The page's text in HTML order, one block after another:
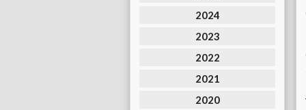
2024
2023
2022
2021
2020